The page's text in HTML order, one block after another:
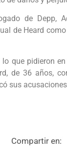
de Depp,
de Heard
que pidieron
de 36 años,
sus
Compartir en: